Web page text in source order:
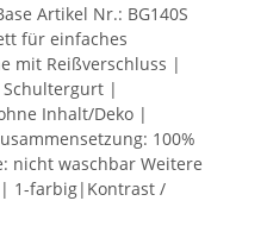
Artikel Nr.: BG140S
für einfaches
mit Reißverschluss |
|
Inhalt/Deko |
100%
nicht waschbar Weitere
1-farbig|Kontrast /